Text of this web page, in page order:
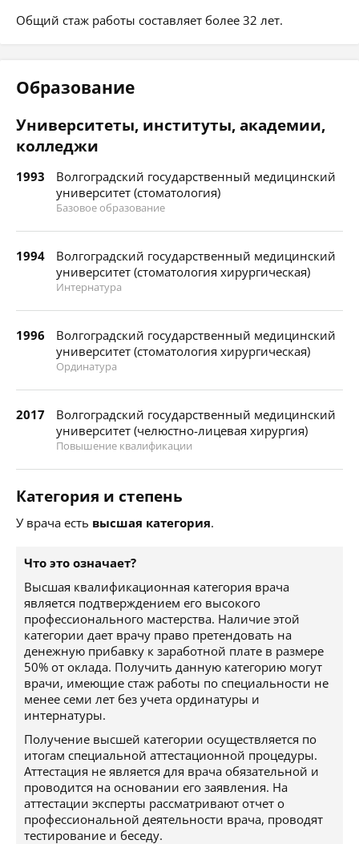
Общий стаж работы составляет более 32 лет.
Образование
Университеты, институты, академии,
колледжи
1993
Волгоградский государственный медицинский
университет (стоматология)
Базовое образование
1994
Волгоградский государственный медицинский
университет (стоматология хирургическая)
Интернатура
1996
Волгоградский государственный медицинский
университет (стоматология хирургическая)
Ординатура
2017
Волгоградский государственный медицинский
университет (челюстно-лицевая хирургия)
Повышение квалификации
Категория и степень
У врача есть высшая категория.
Что это означает?
Высшая квалификационная категория врача
является подтверждением его высокого
профессионального мастерства. Наличие этой
категории дает врачу право претендовать на
денежную прибавку к заработной плате в размере
50% от оклада. Получить данную категорию могут
врачи, имеющие стаж работы по специальности не
менее семи лет без учета ординатуры и
интернатуры.
Получение высшей категории осуществляется по
итогам специальной аттестационной процедуры.
Аттестация не является для врача обязательной и
проводится на основании его заявления. На
аттестации эксперты рассматривают отчет о
профессиональной деятельности врача, проводят
тестирование и беседу.